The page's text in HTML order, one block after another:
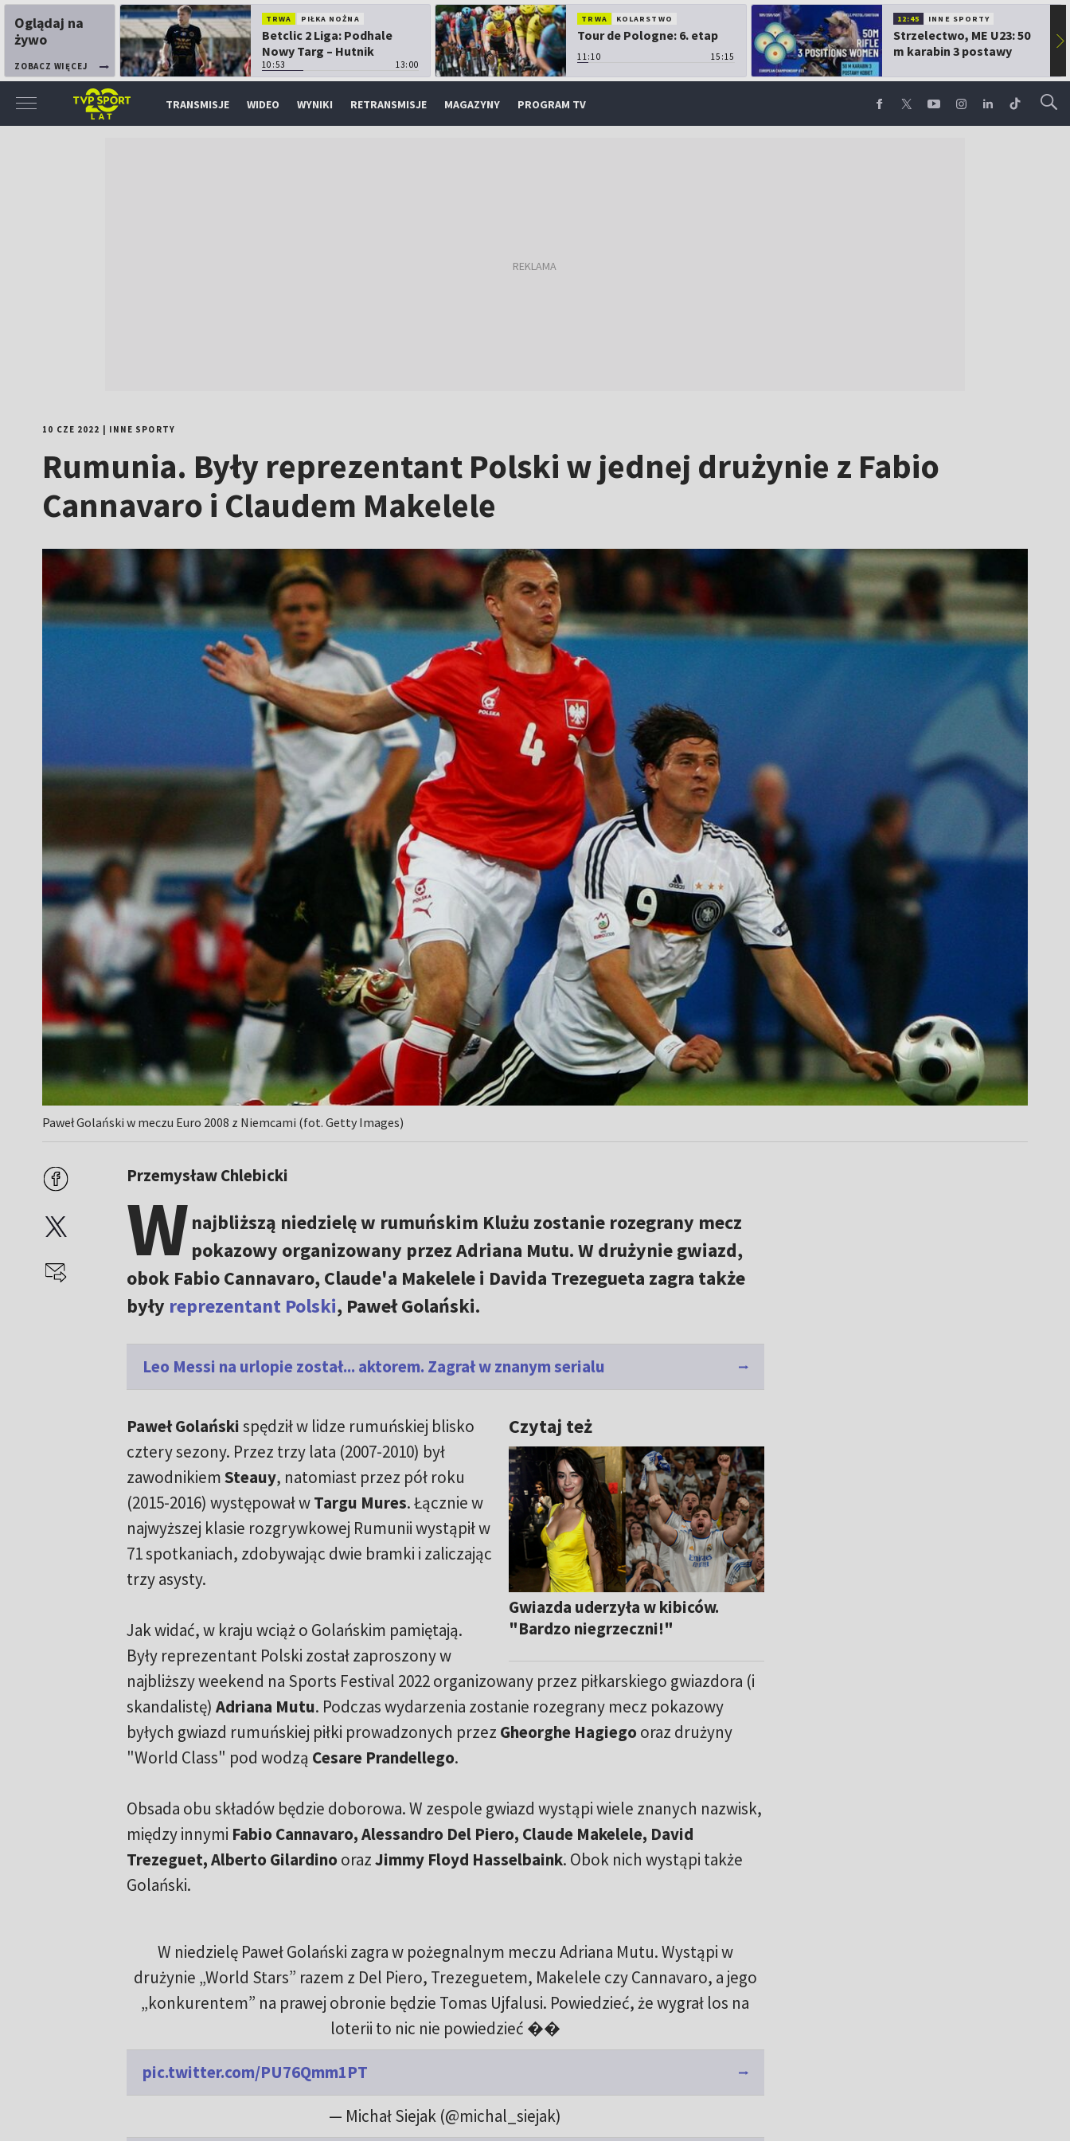
Oglądaj na
żywo
ZOBACZ WIĘCEJ
TRWA PIŁKA NOŻNA
Betclic 2 Liga: Podhale
Nowy Targ – Hutnik
Kraków
10:53 13:00
TRWA KOLARSTWO
Tour de Pologne: 6. etap
11:10 15:15
12:45 INNE SPORTY
Strzelectwo, ME U23: 50
m karabin 3 postawy
▶
TRANSMISJE WIDEO WYNIKI RETRANSMISJE MAGAZYNY PROGRAM TV
10 CZE 2022 INNE SPORTY
Rumunia. Były reprezentant Polski w jednej drużynie z Fabio
Cannavaro i Claudem Makelele
Paweł Golański w meczu Euro 2008 z Niemcami (fot. Getty Images)
Przemysław Chlebicki
Wnajbliższą niedzielę w rumuńskim Klużu zostanie rozegrany mecz
pokazowy organizowany przez Adriana Mutu. W drużynie gwiazd,
obok Fabio Cannavaro, Claude'a Makelele i Davida Trezegueta zagra także
były reprezentant Polski, Paweł Golański.
Leo Messi na urlopie został... aktorem. Zagrał w znanym serialu
Czytaj też
Gwiazda uderzyła w kibiców.
"Bardzo niegrzeczni!"
Paweł Golańskispędził w lidze rumuńskiej blisko
cztery sezony. Przez trzy lata (2007-2010) był
zawodnikiemSteauy, natomiast przez pół roku
(2015-2016) występował wTargu Mures. Łącznie w
najwyższej klasie rozgrywkowej Rumunii wystąpił w
71 spotkaniach, zdobywając dwie bramki i zaliczając
trzy asysty.
Jak widać, w kraju wciąż o Golańskim pamiętają.
Były reprezentant Polski został zaproszony w
najbliższy weekend na Sports Festival 2022 organizowany przez piłkarskiego gwiazdora (i
skandalistę) Adriana Mutu. Podczas wydarzenia zostanie rozegrany mecz pokazowy
byłych gwiazd rumuńskiej piłki prowadzonych przez Gheorghe Hagiego oraz drużyny
"World Class" pod wodzą Cesare Prandellego.
Obsada obu składów będzie doborowa. W zespole gwiazd wystąpi wiele znanych nazwisk,
między innymi Fabio Cannavaro, Alessandro Del Piero, Claude Makelele, David
Trezeguet, Alberto Gilardino orazJimmy Floyd Hasselbaink. Obok nich wystąpi także
Golański.
W niedzielę Paweł Golański zagra w pożegnalnym meczu Adriana Mutu. Wystąpi w
drużynie „World Stars” razem z Del Piero, Trezeguetem, Makelele czy Cannavaro, a jego
„konkurentem” na prawej obronie będzie Tomas Ujfalusi. Powiedzieć, że wygrał los na
loterii to nic nie powiedzieć ��
pic.twitter.com/PU76Qmm1PT
— Michał Siejak (@michal_siejak)